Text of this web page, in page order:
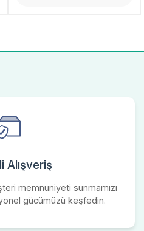
Alışveriş
memnuniyeti sunmamızı
gücümüzü keşfedin.